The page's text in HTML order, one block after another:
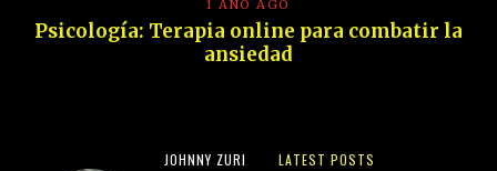
1 AÑO AGO
Psicología: Terapia online para combatir la
ansiedad
JOHNNY ZURI LATEST POSTS